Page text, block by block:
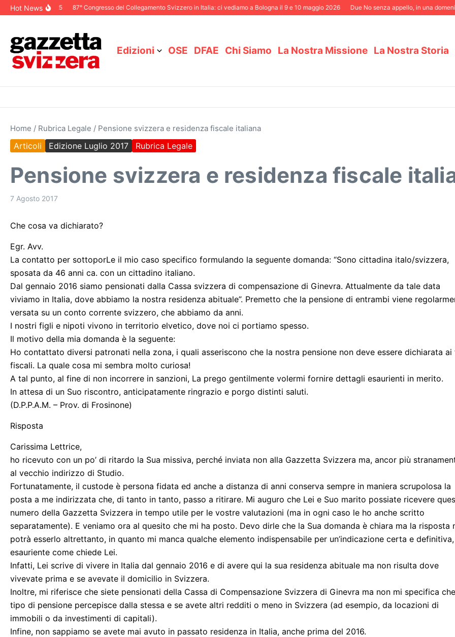
Salta al contenuto
Hot News
Dicembre 2025 87° Congresso del Collegamento Svizzero in Italia: ci vediamo a Bologna il 9 e 10 maggio 2026 Due No senza appello, in una domenica
Edizioni OSE DFAE Chi Siamo La Nostra Missione La Nostra Storia
Home / Rubrica Legale / Pensione svizzera e residenza fiscale italiana
Articoli Edizione Luglio 2017 Rubrica Legale
Pensione svizzera e residenza fiscale
7 Agosto 2017
Che cosa va dichiarato?
Egr. Avv.
La contatto per sottoporLe il mio caso specifico formulando la seguente domanda: “Sono cittadina italo/svizzera,
sposata da 46 anni ca. con un cittadino italiano.
Dal gennaio 2016 siamo pensionati dalla Cassa svizzera di compensazione di Ginevra. Attualmente da tale data
viviamo in Italia, dove abbiamo la nostra residenza abituale”. Premetto che la pensione di entrambi viene
versata su un conto corrente svizzero, che abbiamo da anni.
I nostri figli e nipoti vivono in territorio elvetico, dove noi ci portiamo spesso.
Il motivo della mia domanda è la seguente:
Ho contattato diversi patronati nella zona, i quali asseriscono che la nostra pensione non deve essere dichiarata ai
fiscali. La quale cosa mi sembra molto curiosa!
A tal punto, al fine di non incorrere in sanzioni, La prego gentilmente volermi fornire dettagli esaurienti in merito.
In attesa di un Suo riscontro, anticipatamente ringrazio e porgo distinti saluti.
(D.P.P.A.M. – Prov. di Frosinone)
Risposta
Carissima Lettrice,
ho ricevuto con un po’ di ritardo la Sua missiva, perché inviata non alla Gazzetta Svizzera ma, ancor più
al vecchio indirizzo di Studio.
Fortunatamente, il custode è persona fidata ed anche a distanza di anni conserva sempre in maniera scrupolosa la
posta a me indirizzata che, di tanto in tanto, passo a ritirare. Mi auguro che Lei e Suo marito possiate ricevere
numero della Gazzetta Svizzera in tempo utile per le vostre valutazioni (ma in ogni caso le ho anche scritto
separatamente). E veniamo ora al quesito che mi ha posto. Devo dirle che la Sua domanda è chiara ma la risposta
potrà esserlo altrettanto, in quanto mi manca qualche elemento indispensabile per un’indicazione certa e
esauriente come chiede Lei.
Infatti, Lei scrive di vivere in Italia dal gennaio 2016 e di avere qui la sua residenza abituale ma non risulta dove
vivevate prima e se avevate il domicilio in Svizzera.
Inoltre, mi riferisce che siete pensionati della Cassa di Compensazione Svizzera di Ginevra ma non mi specifica che
tipo di pensione percepisce dalla stessa e se avete altri redditi o meno in Svizzera (ad esempio, da locazioni di
immobili o da investimenti di capitali).
Infine, non sappiamo se avete mai avuto in passato residenza in Italia, anche prima del 2016.